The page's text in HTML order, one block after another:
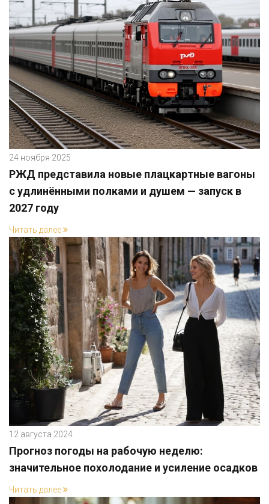
24 ноября 2025
РЖД представила новые плацкартные вагоны
с удлинёнными полками и душем — запуск в
2027 году
Читать далее
12 августа 2024
Прогноз погоды на рабочую неделю:
значительное похолодание и усиление осадков
Читать далее